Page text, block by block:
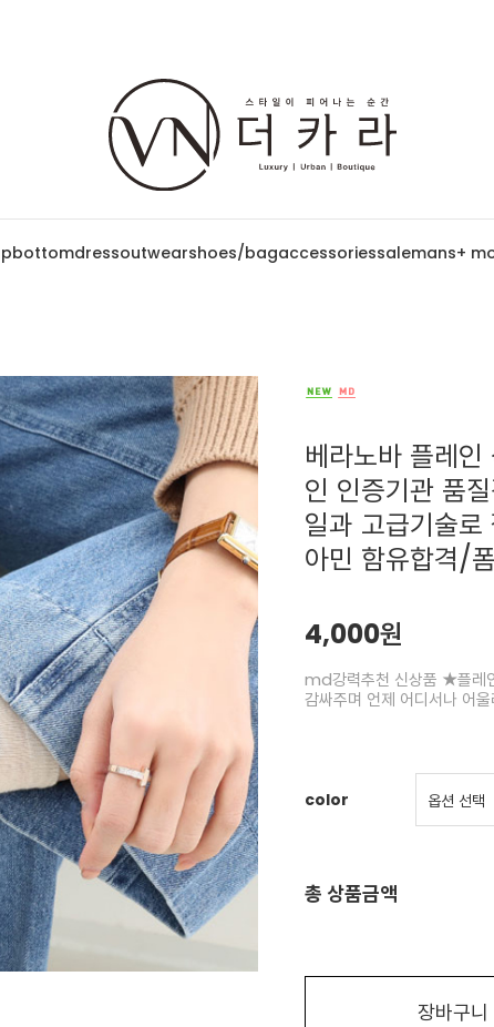
bottomdressoutwearshoes/bagaccessoriessalemans+
베라노바 플레
인 인증기관 품
일과 고급기술
아민 함유합격/
4,000원
md강력추천 신상품 ★플레
감싸주며 언제 어디서나 어
color
총 상품금액
장바구니